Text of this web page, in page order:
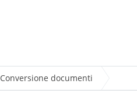
Conversione documenti